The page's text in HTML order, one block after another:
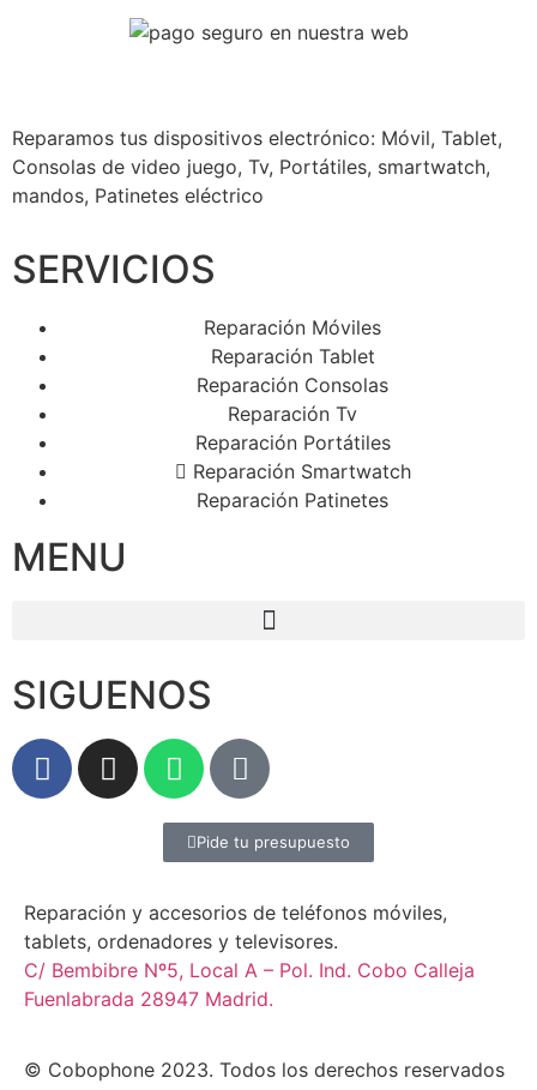
Reparamos tus dispositivos electrónico: Móvil, Tablet,
Consolas de video juego, Tv, Portátiles, smartwatch,
mandos, Patinetes eléctrico
SERVICIOS
Reparación Móviles
Reparación Tablet
Reparación Consolas
Reparación Tv
Reparación Portátiles
Reparación Smartwatch
Reparación Patinetes
MENU
SIGUENOS
Pide tu presupuesto
Reparación y accesorios de teléfonos móviles,
tablets, ordenadores y televisores.
C/ Bembibre Nº5, Local A – Pol. Ind. Cobo Calleja
Fuenlabrada 28947 Madrid.
© Cobophone 2023. Todos los derechos reservados